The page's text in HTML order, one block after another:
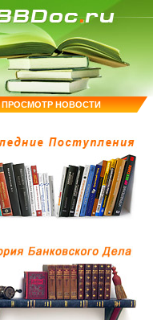
ПРОСМОТР НОВОСТИ